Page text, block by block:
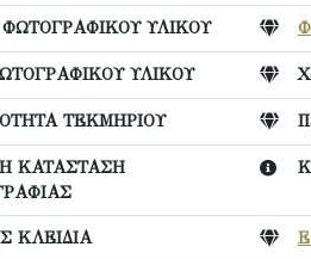
ΦΩΤΟΓΡΑΦΙΚΟΥ ΥΛΙΚΟΥ
ΥΛΙΚΟΥ
ΤΕΚΜΗΡΙΟΥ
ΚΑΤΑΣΤΑΣΗ
ΚΛΕΙΔΙΑ